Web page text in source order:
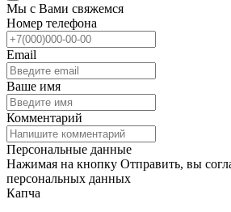
Мы с Вами свяжемся
Номер телефона
Email
Ваше имя
Комментарий
Персональные данные
Нажимая на кнопку Отправить, вы
персональных данных
Капча